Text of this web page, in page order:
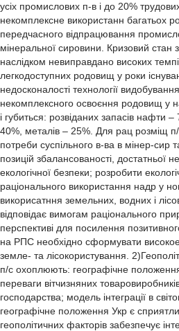
усіх промислових п-в і до 20%
некомплексне використанн багатьох
передчасного відпрацювання
мінеральної сировини. Кризовий стан
наслідком невиправдано високих
легкодоступних родовищ у роки
недосконалості технології
некомплексного освоєння родовищ у
і губиться: розвіданих запасів нафти
40%, металів – 25%. Для рац розміщ
потреби суспільного в-ва в мінер-сир
позицій збалансованості, достатньої
екологічної безпеки; розробити
раціонального використання надр у
викорисатння земельних, водних і
відповідає вимогам раціонального
перспективі для посилення
на РПС необхідно сформувати
земле- та лісокористування.
п/с охоплюють: географічне положення
переваги вітчизняних
господарства; модель інтеграції в
географічне положення Укр є
геополітичних факторів забезпечує